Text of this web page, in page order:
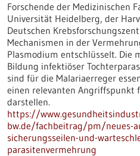
Forschende der Medizinischen
Universität Heidelberg, der
Deutschen
Mechanismen in der
Plasmodium entschlüsselt. Die
Bildung infektiöser
sind für die Malariaerreger
einen relevanten Angriffspunkt
darstellen.
https://
bw.de/fachbeitrag/pm/neues-
sicherungsseilen-und-
parasitenvermehrung